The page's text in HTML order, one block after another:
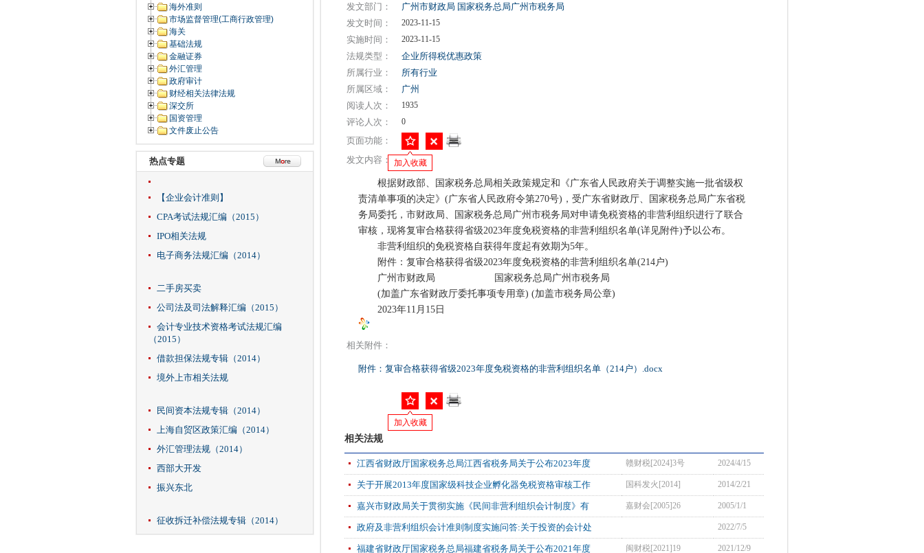
海外准则
市场监督管理(工商行政管理)
海关
基础法规
金融证券
外汇管理
政府审计
财经相关法律法规
深交所
国资管理
文件废止公告
热点专题
【企业会计准则】
CPA考试法规汇编（2015）
IPO相关法规
电子商务法规汇编（2014）
二手房买卖
公司法及司法解释汇编（2015）
会计专业技术资格考试法规汇编
（2015）
借款担保法规专辑（2014）
境外上市相关法规
民间资本法规专辑（2014）
上海自贸区政策汇编（2014）
外汇管理法规（2014）
西部大开发
振兴东北
征收拆迁补偿法规专辑（2014）
发文部门： 广州市财政局 国家税务总局广州市税务局
发文时间：
2023-11-15
实施时间： 2023-11-15
法规类型：
企业所得税优惠政策
所属行业：
所有行业
所属区域：
广州
阅读人次：
1935
评论人次： 0
页面功能：
加入收藏
发文内容：
根据财政部、国家税务总局相关政策规定和《广东省人民政府关于调整实施一批省级权
责清单事项的决定》(广东省人民政府令第270号)，受广东省财政厅、国家税务总局广东省税
务局委托，市财政局、国家税务总局广州市税务局对申请免税资格的非营利组织进行了联合
审核，现将复审合格获得省级2023年度免税资格的非营利组织名单(详见附件)予以公布。
非营利组织的免税资格自获得年度起有效期为5年。
附件：复审合格获得省级2023年度免税资格的非营利组织名单(214户)
广州市财政局 国家税务总局广州市税务局
(加盖广东省财政厅委托事项专用章) (加盖市税务局公章)
2023年11月15日
相关附件：
附件：复审合格获得省级2023年度免税资格的非营利组织名单（214户）.docx
加入收藏
相关法规
江西省财政厅国家税务总局江西省税务局关于公布2023年度 赣财税[2024]3号 2024/4/15
关于开展2013年度国家级科技企业孵化器免税资格审核工作 国科发火[2014] 2014/2/21
嘉兴市财政局关于贯彻实施《民间非营利组织会计制度》有 嘉财会[2005]26 2005/1/1
政府及非营利组织会计准则制度实施问答:关于投资的会计处 2022/7/5
福建省财政厅国家税务总局福建省税务局关于公布2021年度 闽财税[2021]19 2021/12/9